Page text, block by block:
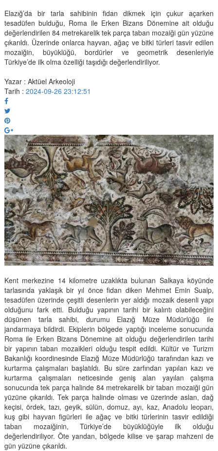
Elazığ’da bir tarla sahibinin fidan dikmek için çukur açarken
tesadüfen bulduğu, Roma ile Erken Bizans Dönemine ait olduğu
değerlendirilen 84 metrekarelik tek parça taban mozaiği gün yüzüne
çıkarıldı. Üzerinde onlarca hayvan, ağaç ve bitki türleri tasvir edilen
mozaiğin, büyüklüğü, bordürler ve geometrik desenleriyle
Türkiye’de ilk olma özelliği taşıdığı değerlendiriliyor.
Yazar : Aktüel Arkeoloji
Tarih : 2024-09-26 23:12:51
Kent merkezine 14 kilometre uzaklıkta bulunan Salkaya köyünde
tarlasında yaklaşık bir yıl önce fidan diken Mehmet Emin Sualp,
tesadüfen üzerinde çeşitli desenlerin yer aldığı mozaik desenli yapı
olduğunu fark etti. Bulduğu yapının tarihi bir kalıntı olabileceğini
düşünen tarla sahibi, durumu Elazığ Müze Müdürlüğü ile
jandarmaya bildirdi. Ekiplerin bölgede yaptığı inceleme sonucunda
Roma ile Erken Bizans Dönemine ait olduğu değerlendirilen tarihi
bir yapının taban mozaikleri olduğu tespit edildi. Kültür ve Turizm
Bakanlığı koordinesinde Elazığ Müze Müdürlüğü tarafından kazı ve
kurtarma çalışmaları başlatıldı. Bu süre zarfından yapılan kazı ve
kurtarma çalışmaları neticesinde geniş alan yayılan çalışma
sonucunda tek parça halinde 84 metrekarelik bir taban mozaiği gün
yüzüne çıkarıldı. Tek parça halinde olması ve üzerinde aslan, dağ
keçisi, ördek, tazı, geyik, sülün, domuz, ayı, kaz, Anadolu leoparı,
kuş gibi hayvan figürleri ile ağaç ve bitki türlerinin tasvir edildiği
taban mozaiğinin, Türkiye’de büyüklüğüyle ilk olduğu
değerlendiriliyor. Öte yandan, bölgede kilise ve şarap mahzeni de
gün yüzüne çıkarıldı.